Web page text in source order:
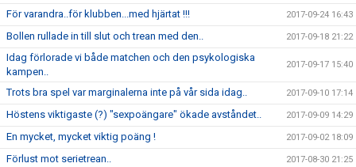
För varandra..för klubben...med hjärtat !!! 2017-09-24 16:43
Bollen rullade in till slut och trean med den.. 2017-09-18 21:22
Idag förlorade vi både matchen och den psykologiska
kampen..
2017-09-17 15:40
Trots bra spel var marginalerna inte på vår sida idag.. 2017-09-10 17:14
Höstens viktigaste (?) "sexpoängare" ökade avståndet.. 2017-09-09 14:29
En mycket, mycket viktig poäng ! 2017-09-02 18:09
Förlust mot serietrean.. 2017-08-30 21:25